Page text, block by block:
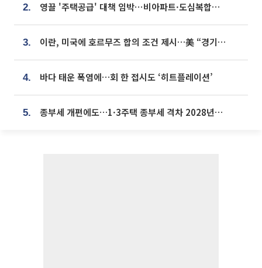
2. 영끌 '주택공급' 대책 임박⋯비아파트·도심복합까지 총동원
3. 이란, 미국에 호르무즈 합의 조건 제시…美 “경기 아직 안 끝나” [종합]
4. 바다 태운 폭염에…회 한 접시도 ‘히트플레이션’
5. 종부세 개편에도…1·3주택 종부세 격차 2028년부터 확대